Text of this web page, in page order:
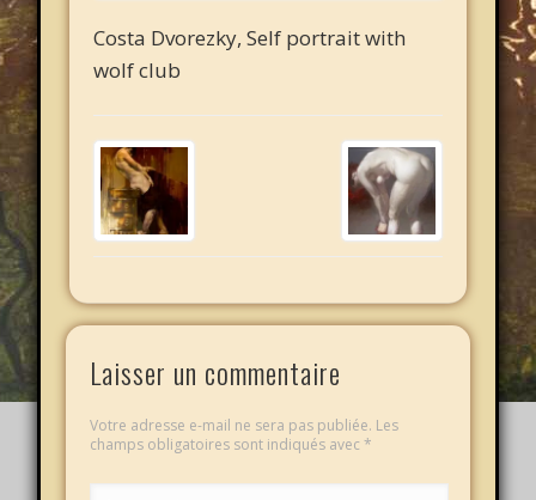
Costa Dvorezky, Self portrait with
wolf club
Laisser un commentaire
Votre adresse e-mail ne sera pas publiée. Les
champs obligatoires sont indiqués avec*